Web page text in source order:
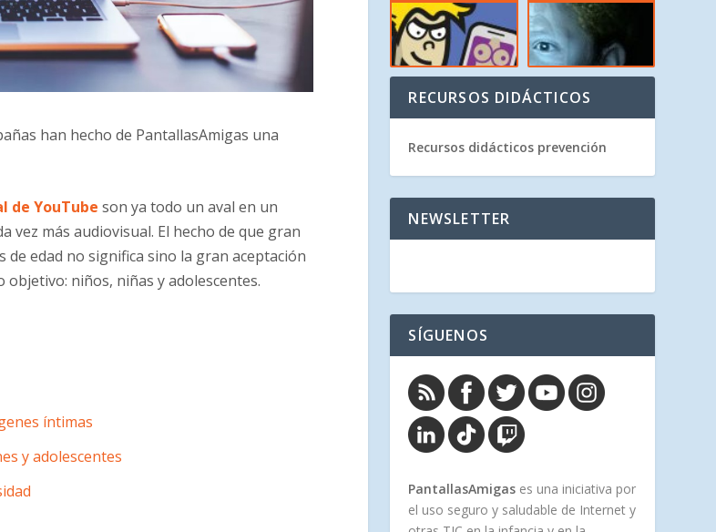
han hecho de PantallasAmigas una
de YouTube son ya todo un aval en un
vez más audiovisual. El hecho de que gran
edad no significa sino la gran aceptación
niños, niñas y adolescentes.
íntimas
y adolescentes
RECURSOS DIDÁCTICOS
Recursos didácticos prevención
NEWSLETTER
SÍGUENOS
PantallasAmigas es una iniciativa por
el uso seguro y saludable de Internet y